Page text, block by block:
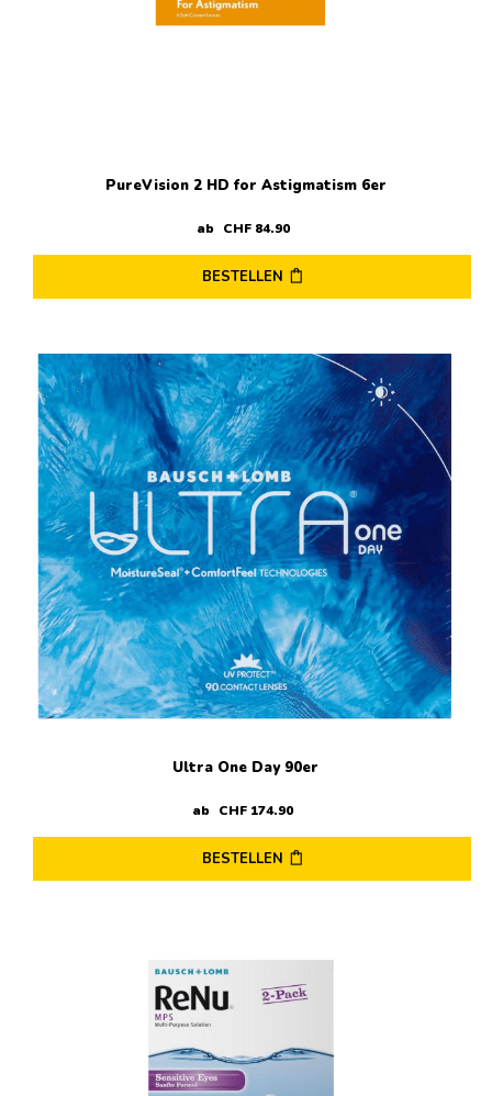
PureVision 2 HD for Astigmatism 6er
ab CHF84.90
BESTELLEN
weist
mehrere
Varianten
auf.
Die
Optionen
können
auf
der
Produktseite
gewählt
werden
Ultra One Day 90er
ab CHF 174.90
BESTELLEN
mehrere
Varianten
Optionen
können